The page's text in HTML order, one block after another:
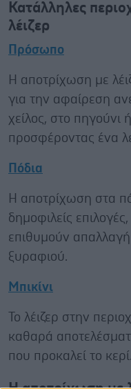
Κατάλληλες
λέιζερ
Πρόσωπο
Η αποτρίχωση με
για την αφαίρεση
χείλος, στο πηγούνι
προσφέροντας ένα
Πόδια
Η αποτρίχωση στα
δημοφιλείς
επιθυμούν
ξυραφιού.
Μπικίνι
Το λέιζερ στην
καθαρά
που προκαλεί το κερί.